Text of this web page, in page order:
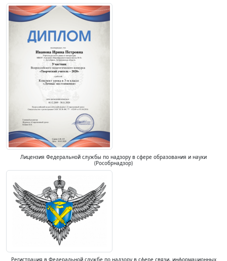
Лицензия Федеральной службы по надзору в сфере образования и науки
(Рособрнадзор)
Регистрация в Федеральной службе по надзору в сфере связи, информационных